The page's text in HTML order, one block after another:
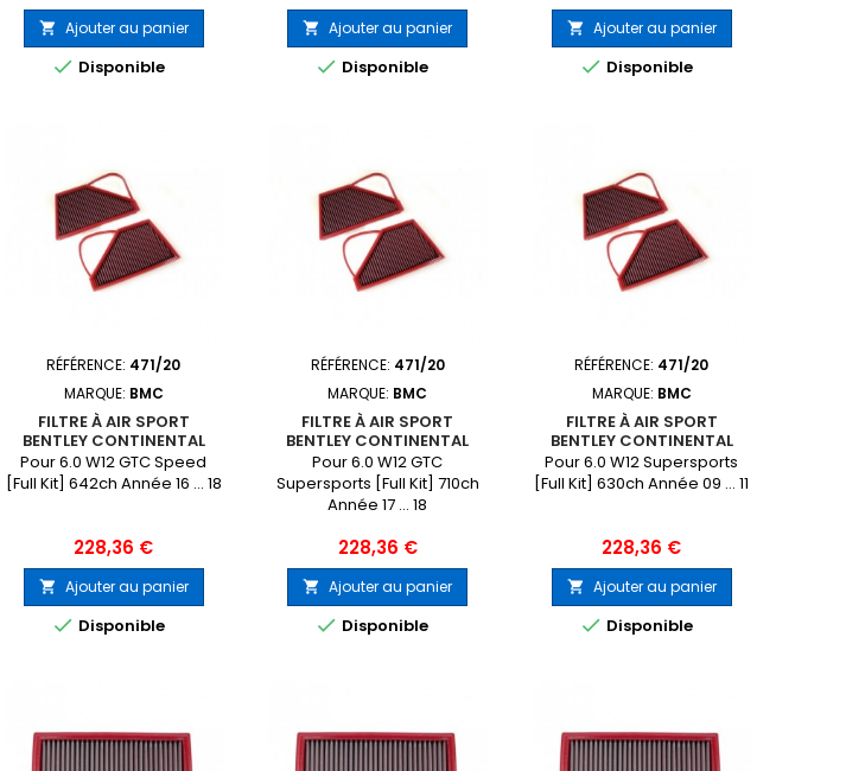
 Ajouter au panier
 Disponible
 Ajouter au panier
 Disponible
 Ajouter au panier
 Disponible
RÉFÉRENCE: 471/20
MARQUE: BMC
FILTRE À AIR SPORT
BENTLEY CONTINENTAL
Pour 6.0 W12 GTC Speed
[Full Kit] 642ch Année 16 ... 18
Prix
228,36 €
 Ajouter au panier
 Disponible
RÉFÉRENCE: 471/20
MARQUE: BMC
FILTRE À AIR SPORT
BENTLEY CONTINENTAL
Pour 6.0 W12 GTC
Supersports [Full Kit] 710ch
Année 17 ... 18
Prix
228,36 €
 Ajouter au panier
 Disponible
RÉFÉRENCE: 471/20
MARQUE: BMC
FILTRE À AIR SPORT
BENTLEY CONTINENTAL
Pour 6.0 W12 Supersports
[Full Kit] 630ch Année 09 ... 11
Prix
228,36 €
 Ajouter au panier
 Disponible